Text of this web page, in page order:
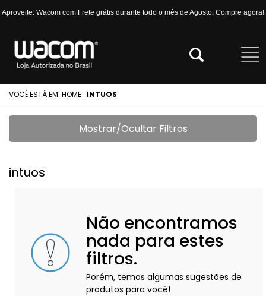
Aproveite: Wacom com Frete grátis durante todo o mês de Agosto. Compre agora!
VOCÊ ESTÁ EM: HOME . INTUOS
Mostrar/Ocultar Filtros
intuos
Não encontramos
nada para estes
filtros.
Porém, temos algumas sugestões de
produtos para você!